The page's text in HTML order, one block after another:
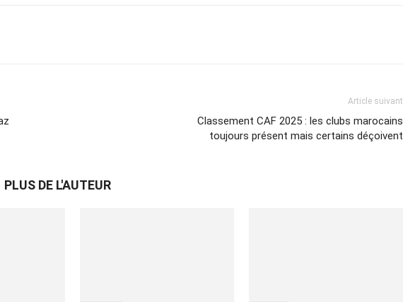
Article suivant
Classement CAF 2025 : les clubs marocains
toujours présent mais certains déçoivent
PLUS DE L'AUTEUR